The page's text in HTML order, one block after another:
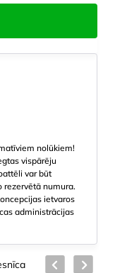
nolūkiem!
vispārēju
var būt
rezervētā numura.
ietvaros
administrācijas
Numuru veidi